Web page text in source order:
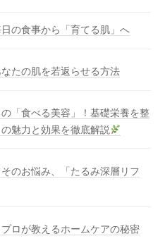
の食事から「育てる肌」へ
たの肌を若返らせる方法
「食べる美容」！基礎栄養を整
魅力と効果を徹底解説
のお悩み、「たるみ深層リフ
ロが教えるホームケアの秘密